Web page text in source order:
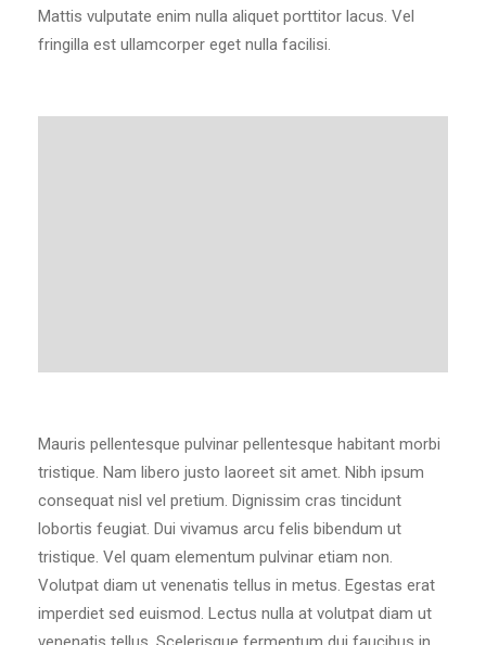
Mattis vulputate enim nulla aliquet porttitor lacus. Vel
fringilla est ullamcorper eget nulla facilisi.
Mauris pellentesque pulvinar pellentesque habitant morbi
tristique. Nam libero justo laoreet sit amet. Nibh ipsum
consequat nisl vel pretium. Dignissim cras tincidunt
lobortis feugiat. Dui vivamus arcu felis bibendum ut
tristique. Vel quam elementum pulvinar etiam non.
Volutpat diam ut venenatis tellus in metus. Egestas erat
imperdiet sed euismod. Lectus nulla at volutpat diam ut